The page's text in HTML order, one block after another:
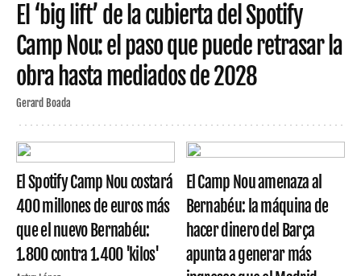
El ‘big lift’ de la cubierta del Spotify
Camp Nou: el paso que puede retrasar la
obra hasta mediados de 2028
Gerard Boada
El Spotify Camp Nou costará
400 millones de euros más
que el nuevo Bernabéu:
1.800 contra 1.400 'kilos'
El Camp Nou amenaza al
Bernabéu: la máquina de
hacer dinero del Barça
apunta a generar más